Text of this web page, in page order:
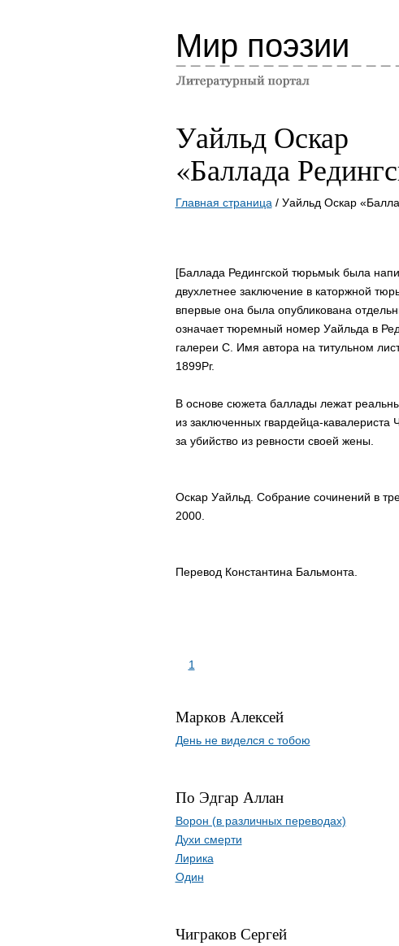
Мир поэзии
Уайльд Оскар
«Баллада
Главная страница / Уайльд Оскар
[Баллада Редингской тюрьмыk была
двухлетнее заключение в каторжной
впервые она была опубликована
означает тюремный номер Уайльда в
галереи С. Имя автора на титульном
1899Pг.
В основе сюжета баллады лежат
из заключенных гвардейца-
за убийство из ревности своей жены.
Оскар Уайльд. Собрание сочинений в
2000.
Перевод Константина Бальмонта.
1
Марков Алексей
День не виделся с тобою
По Эдгар Аллан
Ворон (в различных переводах)
Духи смерти
Лирика
Один
Чиграков Сергей